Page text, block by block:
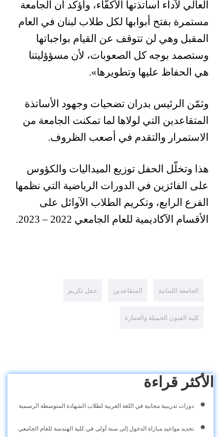
العالي لآداء أساتذتها الأكفّاء، وأؤكد أن الجامعة
مستمرة بفتح أبوابها لكل طلاب لبنان في العام
المقبل وهي لن تتوقف عن القيام بواجباتها
وستصمد بوجه كل الصعوبات، لأن مسؤؤليتنا
هي الحفاظ عليها وتطويرها».
وثمّن الرئيس بدران تضحيات وجهود الأساتذة
المتقاعدين التي لولاها لما تمكنت الجامعة من
الاستمرار والتقدم في أصعب الظروف.
هذا وتخلّل الحفل توزيع الميداليات والكؤوس
على الفائزين في الدورات الرياضية التي نظمها
الفرع الرابع، وتكريم الطلاب الآوائل على
الأقسام الآكاديمية للعام الجامعي 2022 – 2023.
الجامعة اللبنانية المتقاعدين حفل تكريم
كلية الفنون الجميلة والعمارة
الأكثر قراءة
دورات تدريبية مجانية في اللغة العربية لطلاب الشهادة المتوسطة الرسمية
تحديد مواعيد مباراة الدخول إلى سنة أولى في كلية الهندسة للعام الجامعي